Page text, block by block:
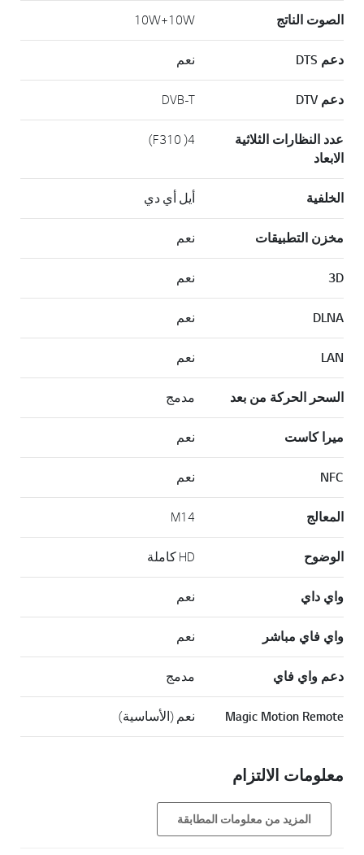
الصوت الناتج 10W+10W
دعم DTS نعم
دعم DTV DVB-T
عدد النظارات الثلاثية
الابعاد
4( F310)
الخلفية أيل أي دي
مخزن التطبيقات نعم
3D نعم
DLNA نعم
LAN نعم
السحر الحركة من بعد مدمج
ميرا كاست نعم
NFC نعم
المعالج M14
الوضوح HD كاملة
واي داي نعم
واي فاي مباشر نعم
دعم واي فاي مدمج
Magic Motion Remote نعم (الأساسية)
معلومات الالتزام
المزيد من معلومات المطابقة